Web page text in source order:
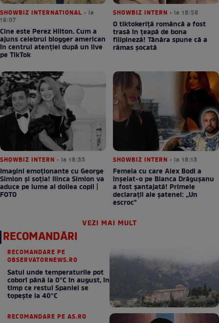
SHOWBIZ INTERNATIONAL • la
19:07
Cine este Perez Hilton. Cum a
ajuns celebrul blogger american
în centrul atenției după un live
pe TikTok
SHOWBIZ INTERN • la 18:58
O tiktokeriță româncă a fost
trasă în țeapă de bona
filipineză! Tânăra spune că a
rămas șocată
SHOWBIZ INTERN • la 18:35
Imagini emoționante cu George
Simion și soția! Ilinca Simion va
aduce pe lume al doilea copil |
FOTO
SHOWBIZ INTERN • la 18:13
Femeia cu care Alex Bodi a
înșelat-o pe Bianca Drăgușanu
a fost șantajată! Primele
declarații ale șatenei: „Un
escroc"
VEZI MAI MULT
RECOMANDĂRI
RECOMANDARE PE
OBSERVATORNEWS.RO
Satul unde temperaturile pot
coborî până la 0°C în august, în
timp ce restul Spaniei se
topește la 40°C
RECOMANDARE PE AS.RO